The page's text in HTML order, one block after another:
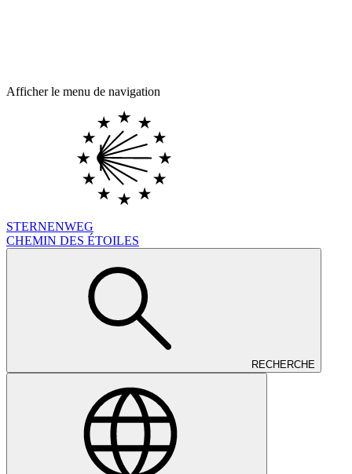
Afficher le menu de navigation
STERNENWEG
CHEMIN DES ÉTOILES
RECHERCHE